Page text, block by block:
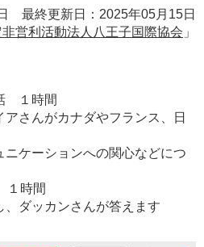
最終更新日：2025年05月15日
営利活動法人八王子国際協会 」
１時間
さんがカナダやフランス、日
ケーションへの関心などにつ
１時間
ダッカンさんが答えます